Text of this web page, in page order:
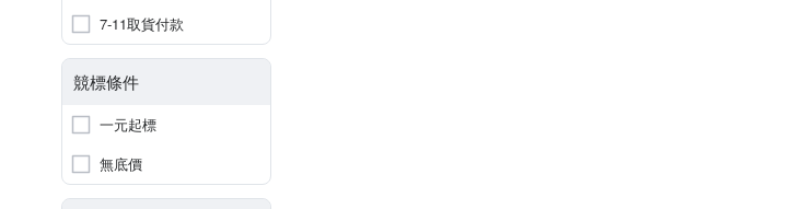
7-11取貨付款
競標條件
一元起標
無底價